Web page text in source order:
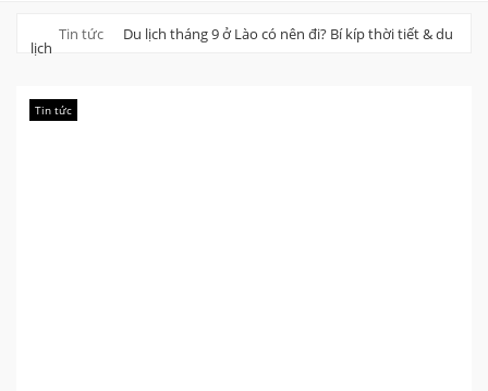
Tin tức Du lịch tháng 9 ở Lào có nên đi? Bí kíp thời tiết & du
lịch
Tin tức